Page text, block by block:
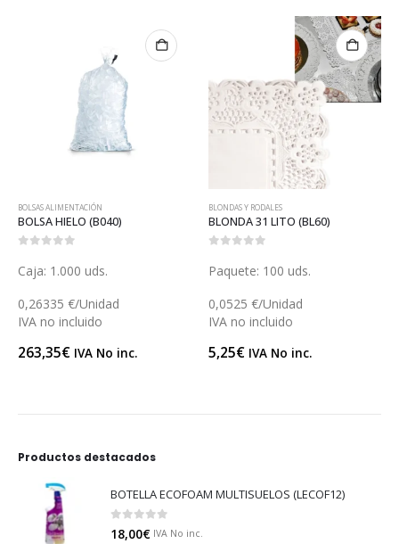
ALIMENTACIÓN
HIELO (B040)
1.000 uds.
€/Unidad
no incluido
€ IVA No inc.
BLONDAS Y RODALES
BLONDA 31 LITO (BL60)
Paquete: 100 uds.
0,0525 €/Unidad
IVA no incluido
€ IVA No inc.
Productos destacados
BOTELLA ECOFOAM MULTISUELOS (LECOF12)
0 out of 5
18,00€ IVA No inc.